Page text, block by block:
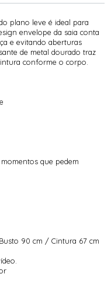
plano leve é ideal para
envelope da saia conta
e evitando aberturas
de metal dourado traz
conforme o corpo.
que pedem
90 cm / Cintura 67 cm